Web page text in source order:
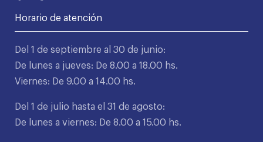
Horario de atención
Del 1 de septiembre al 30 de junio:
De lunes a jueves: De 8.00 a 18.00 hs.
Viernes: De 9.00 a 14.00 hs.
Del 1 de julio hasta el 31 de agosto:
De lunes a viernes: De 8.00 a 15.00 hs.